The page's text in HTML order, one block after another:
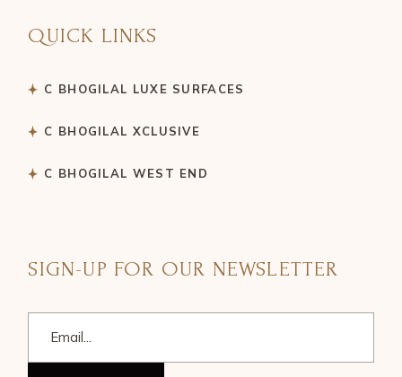
QUICK LINKS
C BHOGILAL LUXE SURFACES
C BHOGILAL XCLUSIVE
C BHOGILAL WEST END
SIGN-UP FOR OUR NEWSLETTER